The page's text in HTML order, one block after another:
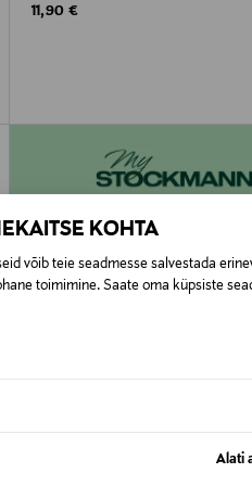
KOHTA
võib teie seadmesse salvestada
toimimine. Saate oma küpsiste
Alati
Original Price
11,90 €